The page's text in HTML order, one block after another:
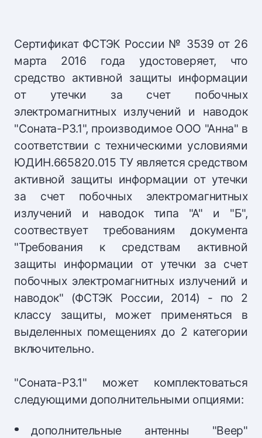
Сертификат ФСТЭК России № 3539 от 26
марта 2016 года удостоверяет, что
средство активной защиты информации
от утечки за счет побочных
электромагнитных излучений и наводок
"Соната-Р3.1", производимое ООО "Анна" в
соответствии с техническими условиями
ЮДИН.665820.015 ТУ является средством
активной защиты информации от утечки
за счет побочных электромагнитных
излучений и наводок типа "А" и "Б",
соотвествует требованиям документа
"Требования к средствам активной
защиты информации от утечки за счет
побочных электромагнитных излучений и
наводок" (ФСТЭК России, 2014) - по 2
классу защиты, может применяться в
выделенных помещениях до 2 категории
включительно.
"Соната-Р3.1" может комплектоваться
следующими дополнительными опциями:
дополнительные антенны "Веер"